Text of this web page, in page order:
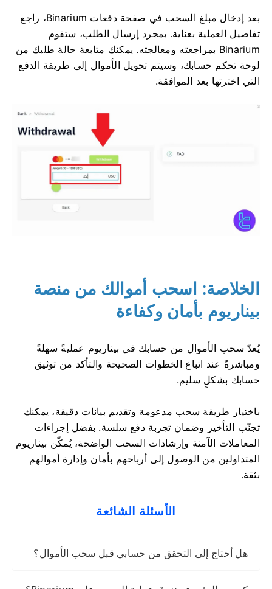
بعد إدخال مبلغ السحب في صفحة دفعات Binarium، راجع
تفاصيل العملية بعناية. بمجرد إرسال الطلب، ستقوم
Binarium بمراجعته ومعالجته. يمكنك متابعة حالة طلبك من
لوحة تحكم حسابك، وسيتم تحويل الأموال إلى طريقة الدفع
التي اخترتها بعد الموافقة.
الخلاصة: اسحب أموالك من منصة
بيناريوم بأمان وكفاءة
يُعدّ سحب الأموال من حسابك في بيناريوم عمليةً سهلةً
ومباشرةً عند اتباع الخطوات الصحيحة والتأكد من توثيق
حسابك بشكلٍ سليم.
باختيار طريقة سحب مدعومة وتقديم بيانات دقيقة، يمكنك
تجنّب التأخير وضمان تجربة دفع سلسة. بفضل إجراءات
المعاملات الآمنة وإرشادات السحب الواضحة، يُمكّن بيناريوم
المتداولين من الوصول إلى أرباحهم بأمان وإدارة أموالهم
بثقة.
الأسئلة الشائعة
هل أحتاج إلى التحقق من حسابي قبل سحب الأموال؟